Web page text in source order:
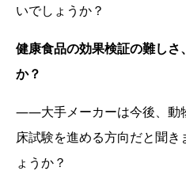
いでしょうか？
健康食品の効果検証の難し
か？
――大手メーカーは今後、動
床試験を進める方向だと聞
ょうか？